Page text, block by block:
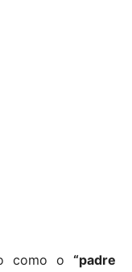
como o “padre